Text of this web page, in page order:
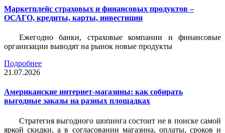
Маркетплейс страховых и финансовых продуктов –
ОСАГО, кредиты, карты, инвестиции
Ежегодно банки, страховые компании и финансовые
организации выводят на рынок новые продукты
Подробнее
21.07.2026
Американские интернет-магазины: как собирать
выгодные заказы на разных площадках
Стратегия выгодного шопинга состоит не в поиске самой
яркой скидки, а в согласовании магазина, оплаты, сроков и